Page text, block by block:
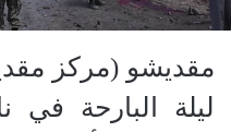
مقديشو (مركز
ليلة البارحة في